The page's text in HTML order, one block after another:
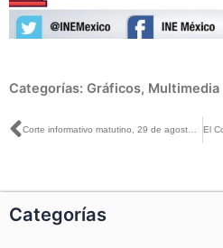
Categorías: Gráficos, Multimedia
Ant Corte informativo matutino, 29 de agosto de 2017
Categorías